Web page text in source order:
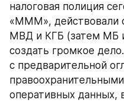
налоговая полиция
«МММ», действовали
МВД и КГБ (затем МБ
создать громкое
с предварительной
оперативных данных,